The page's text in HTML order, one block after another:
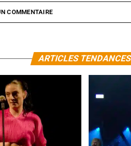
COMMENTAIRE
ARTICLES TENDANCES